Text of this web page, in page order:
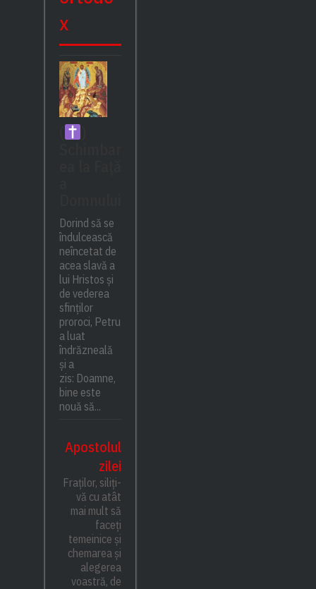
x
Dorind să se
îndulcească
neîncetat de
acea slavă a
lui Hristos și
de vederea
sfinților
proroci, Petru
a luat
îndrăzneală
și a
zis: Doamne,
bine este
nouă să...
Apostolul
zilei
Fraților, siliți-
vă cu atât
mai mult să
faceți
temeinice și
chemarea și
alegerea
voastră, de